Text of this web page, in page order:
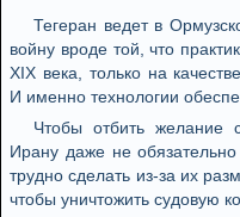
Тегеран ведет в
войну вроде той, что
XIX века, только на
И именно технологии
Чтобы отбить желание
Ирану даже не
трудно сделать из-за их
чтобы уничтожить судовую